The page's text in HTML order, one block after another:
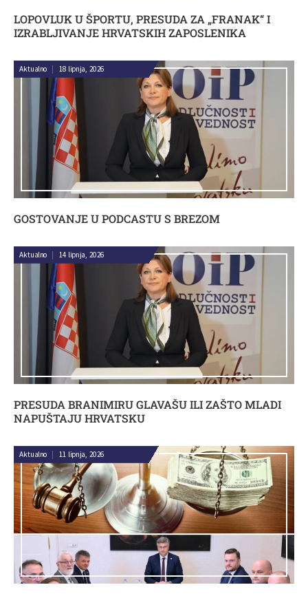
LOPOVLUK U ŠPORTU, PRESUDA ZA „FRANAK“ I
IZRABLJIVANJE HRVATSKIH ZAPOSLENIKA
GOSTOVANJE U PODCASTU S BREZOM
Aktualno | 18 lipnja, 2026
PRESUDA BRANIMIRU GLAVAŠU ILI ZAŠTO MLADI
NAPUŠTAJU HRVATSKU
Aktualno | 14 lipnja, 2026
Aktualno | 11 lipnja, 2026